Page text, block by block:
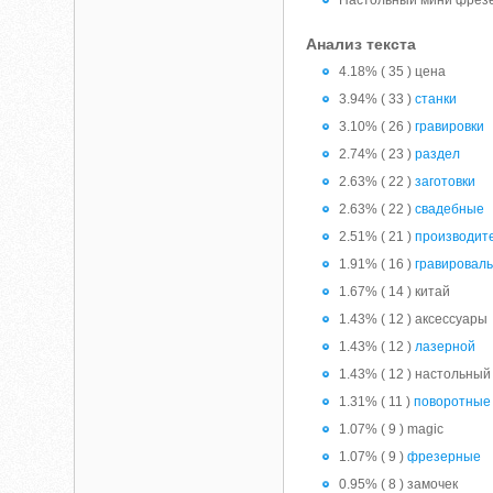
Анализ текста
4.18% ( 35 ) цена
3.94% ( 33 )станки
3.10% ( 26 )гравировки
2.74% ( 23 )раздел
2.63% ( 22 )заготовки
2.63% ( 22 )свадебные
2.51% ( 21 )
1.91% ( 16 )
1.67% ( 14 ) китай
1.43% ( 12 ) аксессуары
1.43% ( 12 )лазерной
1.43% ( 12 ) настольный
1.31% ( 11 )поворотные
1.07% ( 9 ) magic
1.07% ( 9 )фрезерные
0.95% ( 8 ) замочек